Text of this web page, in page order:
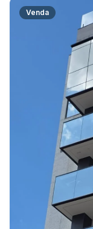
Venda